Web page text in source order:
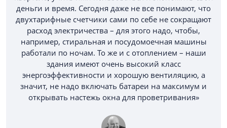
деньги и время. Сегодня даже не все понимают, что
двухтарифные счетчики сами по себе не сокращают
расход электричества – для этого надо, чтобы,
например, стиральная и посудомоечная машины
работали по ночам. То же и с отоплением – наши
здания имеют очень высокий класс
энергоэффективности и хорошую вентиляцию, а
значит, не надо включать батареи на максимум и
открывать настежь окна для проветривания»